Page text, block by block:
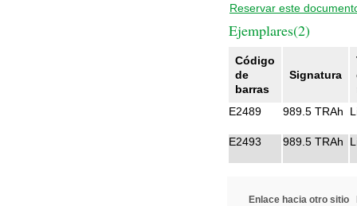
Reservar este
Ejemplares(2)
Código
de
barras
Signatura
E2489
989.5 TRAh
E2493 989.5 TRAh
Enlace hacia otro sitio